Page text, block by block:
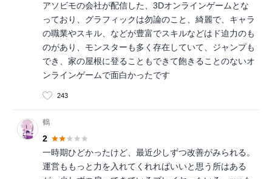
アソビモの会社が配信した、3Dオンラインゲームとな
っており、グラフィックは勿論のこと、綺麗で、キャラ
の職業やスキル、などが豊富でスキルなどはド迫力のも
のがあり、モンスターも多く存在していて、ジャンプも
でき、家の屋根に登ることもできて飽きることのないオ
ンラインゲームで面白かったです
243
鶴
2
一時期ひどかったけど、最近少しずつ改善がみられる。
運営ももっと力を入れてくれればいいと思う所はある